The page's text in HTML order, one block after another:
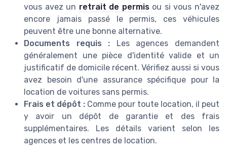
vous avez un retrait de permisou si vous n'avez
encore jamais passé le permis, ces véhicules
peuvent être une bonne alternative.
Documents requis : Les agences demandent
généralement une pièce d'identité valide et un
justificatif de domicile récent. Vérifiez aussi si vous
avez besoin d'une assurance spécifique pour la
location de voitures sans permis.
Frais et dépôt : Comme pour toute location, il peut
y avoir un dépôt de garantie et des frais
supplémentaires. Les détails varient selon les
agences et les centres de location.